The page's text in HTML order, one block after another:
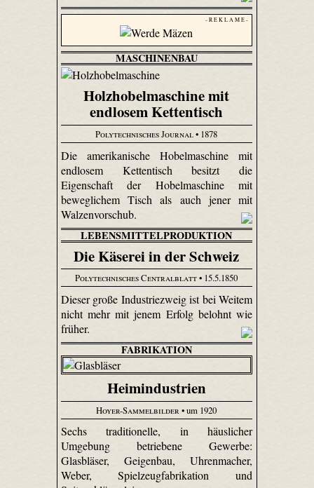
- R E K L A M E -
MASCHINENBAU
Holzhobelmaschine mit
endlosem Kettentisch
Polytechnisches Journal• 1878
Die amerikanische Hobelmaschine mit
endlosem Kettentisch besitzt die
Eigenschaft der Hobelmaschine mit
beweglichem Tisch als auch jener mit
Walzenvorschub.
LEBENSMITTELPRODUKTION
Die Käserei in der Schweiz
Polytechnisches Centralblatt• 15.5.1850
Dieser große Industriezweig ist bei Weitem
nicht mehr mit jenem Erfolg belohnt wie
früher.
FABRIKATION
Heimindustrien
Hoyer-Sammelbilder• um 1920
Sechs traditionelle, in häuslicher
Umgebung betriebene Gewerbe:
Glasbläser, Geigenbau, Uhren­macher,
Weber, Spiel­zeug­fabri­kation und